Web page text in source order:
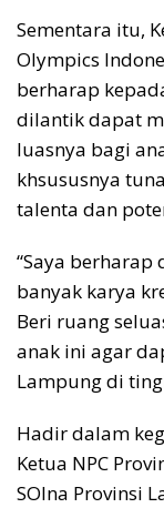
Sementara itu,
Olympics
berharap
dilantik dapat
luasnya bagi
khsususnya
talenta dan
“Saya
banyak karya
Beri ruang
anak ini agar
Lampung di
Hadir dalam
Ketua NPC
SOIna Provinsi